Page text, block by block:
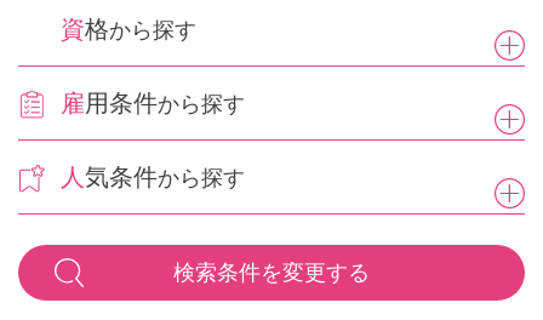
資格から探す
雇用条件から探す
人気条件から探す
検索条件を変更する